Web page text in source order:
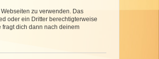
zu verwenden. Das
oder ein Dritter berechtigterweise
fragt dich dann nach deinem